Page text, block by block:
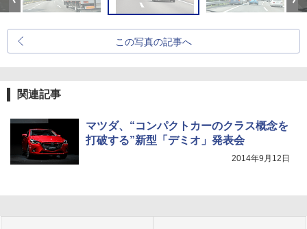
この写真の記事へ
関連記事
マツダ、“コンパクトカーのクラス概念を
打破する”新型「デミオ」発表会
2014年9月12日